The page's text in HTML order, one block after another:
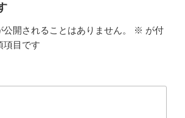
開されることはありません。 ※ が付
項目です